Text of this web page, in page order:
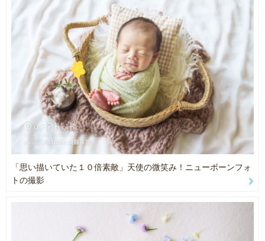
●撮影場所エリアの市町村区まで
●ご希望プラン枠数
●スタンダードプラン以上の方はご家族撮影、兄弟姉妹撮影（ご年齢
も）の有無
・・・・・・・・・・・・・・・・・・・・・・・
●国内外のフォトグラファーや助産師さんによるレッスンを受けてお
り、日々学んでおります。
赤ちゃんについての知識も勉強しておりますので、安心してお任せ
くださいませ^_^
●赤ちゃんの入眠時に撮影いたします。
安全なポージングの為に、赤ちゃんにぐっすり眠っていただきたい
為、フォトグラファー到着後に授乳をお願いしております。
「思い描いていた１０倍素敵」天使の微笑み！ニューボーンフォ
トの撮影